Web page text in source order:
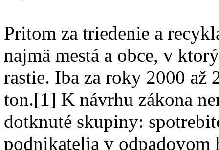
Pritom za triedenie a
najmä mestá a obce, v
rastie. Iba za roky 2000 až
ton.[1] K návrhu zákona
dotknuté skupiny:
podnikatelia v odpadovom